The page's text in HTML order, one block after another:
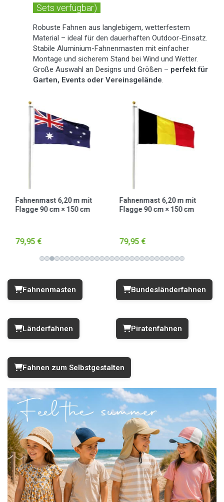
Sets verfügbar)
Robuste Fahnen aus langlebigem, wetterfestem
Material – ideal für den dauerhaften Outdoor-Einsatz.
Stabile Aluminium-Fahnenmasten mit einfacher
Montage und sicherem Stand bei Wind und Wetter.
Große Auswahl an Designs und Größen – perfekt für
Garten, Events oder Vereinsgelände.
Fahnenmast 6,20 m mit
Flagge 90 cm × 150 cm
79,95 €
Fahnenmast 6,20 m mit
Flagge 90 cm × 150 cm
79,95 €
Fahnenmasten Bundesländerfahnen
Länderfahnen Piratenfahnen
Fahnen zum Selbstgestalten